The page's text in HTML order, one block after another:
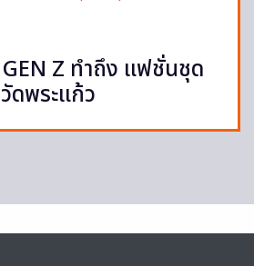
Z ทำถึง แฟชั่นชุด
ดพระแก้ว